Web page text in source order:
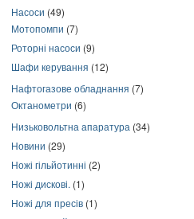
Насоси (49)
Мотопомпи (7)
Роторні насоси (9)
Шафи керування (12)
Нафтогазове обладнання (7)
Октанометри (6)
Низьковольтна апаратура (34)
Новини (29)
Ножі гільйотинні (2)
Ножі дискові. (1)
Ножі для пресів (1)